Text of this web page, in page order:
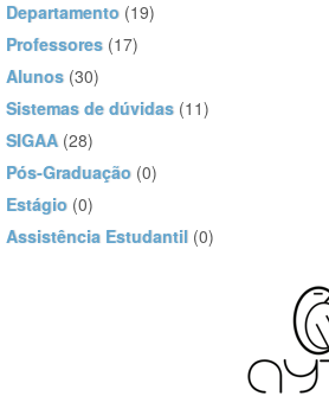
Departamento (19)
Professores (17)
Alunos (30)
Sistemas de dúvidas (11)
SIGAA (28)
Pós-Graduação (0)
Estágio (0)
Assistência Estudantil (0)